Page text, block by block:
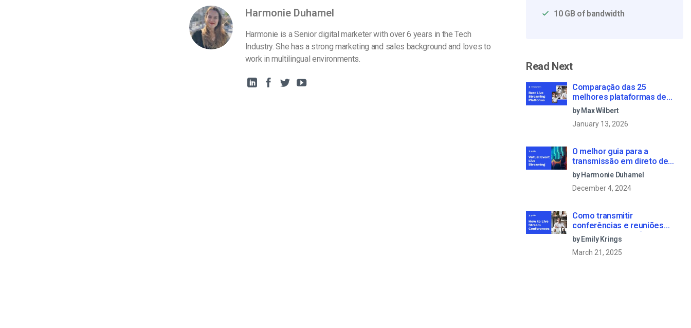
Harmonie Duhamel
Harmonie is a Senior digital marketer with over 6 years in the Tech
Industry. She has a strong marketing and sales background and loves to
work in multilingual environments.
10 GB of bandwidth
Read Next
Comparação das 25
melhores plataformas de
transmissão em direto em
2025
by Max Wilbert
January 13, 2026
O melhor guia para a
transmissão em direto de
eventos virtuais em 2022
by Harmonie Duhamel
December 4, 2024
Como transmitir
conferências e reuniões
virtuais em direto [2021
Update]
by Emily Krings
March 21, 2025